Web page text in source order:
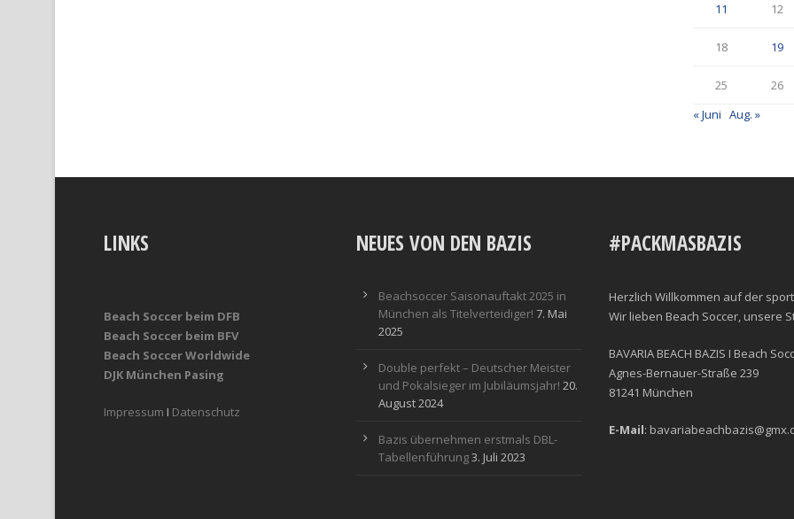
11 12
18 19
25
26
« Juni Aug. »
LINKS
Beach Soccer beim DFB
Beach Soccer beim BFV
Beach Soccer Worldwide
DJK München Pasing
Impressum I Datenschutz
NEUES VON DEN BAZIS
Beachsoccer Saisonauftakt 2025 in
München als Titelverteidiger! 7. Mai
2025
Double perfekt – Deutscher Meister
und Pokalsieger im Jubiläumsjahr! 20.
August 2024
Bazis übernehmen erstmals DBL-
Tabellenführung3. Juli 2023
#PACKMASBAZIS
Herzlich Willkommen auf der
Wir lieben Beach Soccer, unsere
BAVARIA BEACH BAZIS I Beach
Agnes-Bernauer-Straße 239
81241 München
E-Mail: